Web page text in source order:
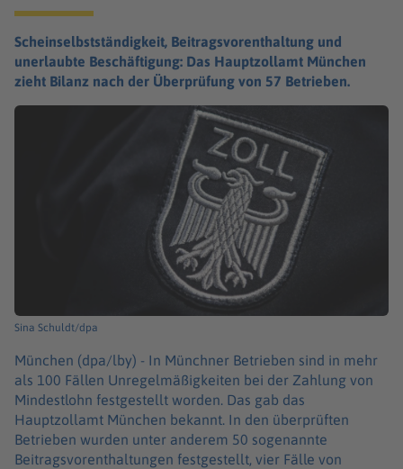
Scheinselbstständigkeit, Beitragsvorenthaltung und
unerlaubte Beschäftigung: Das Hauptzollamt München
zieht Bilanz nach der Überprüfung von 57 Betrieben.
Sina Schuldt/dpa
München (dpa/lby) - In Münchner Betrieben sind in mehr
als 100 Fällen Unregelmäßigkeiten bei der Zahlung von
Mindestlohn festgestellt worden. Das gab das
Hauptzollamt München bekannt. In den überprüften
Betrieben wurden unter anderem 50 sogenannte
Beitragsvorenthaltungen festgestellt, vier Fälle von